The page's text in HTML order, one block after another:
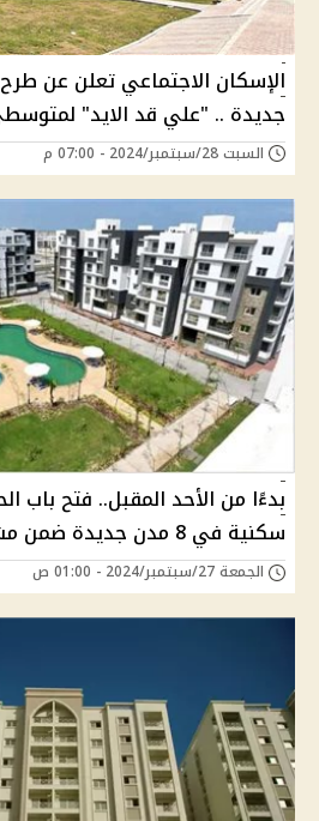
الإسكان الاجتماعي تعلن عن
جديدة .. "علي قد الايد"
السبت 28/سبتمبر/2024 - 07:00 م
سكنية في 8 مدن جديدة ضمن مشروع جنة مصر 2024
الجمعة 27/سبتمبر/2024 - 01:00 ص